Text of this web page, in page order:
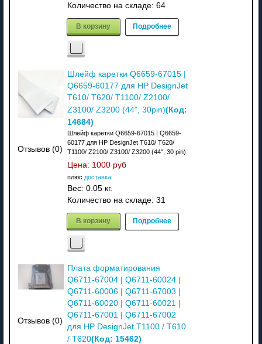
Количество на складе: 64
В корзину Подробнее
Отзывов (0)
Шлейф каретки Q6659-67015 |
Q6659-60177 для HP DesignJet
T610/ T620/ T1100/ Z2100/
Z3100/ Z3200 (44", 30pin)(Код:
14684)
Шлейф каретки Q6659-67015 | Q6659-
60177 для HP DesignJet T610/ T620/
T1100/ Z2100/ Z3100/ Z3200 (44", 30 pin)
Цена: 1000 руб
плюс доставка
Вес: 0.05 кг.
Количество на складе: 31
В корзину Подробнее
Отзывов (0)
Плата форматирования
Q6711-67004 | Q6711-60024 |
Q6711-60006 | Q6711-67003 |
Q6711-60020 | Q6711-60021 |
Q6711-67001 | Q6711-67002
для HP DesignJet T1100 / T610
/ T620(Код: 15462)